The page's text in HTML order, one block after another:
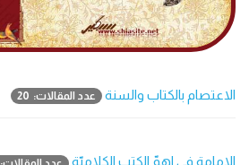
الاعتصام بالكتاب والسنة عدد المقالات: 20
الامامة في اهمّ الكتب الكلاميّة